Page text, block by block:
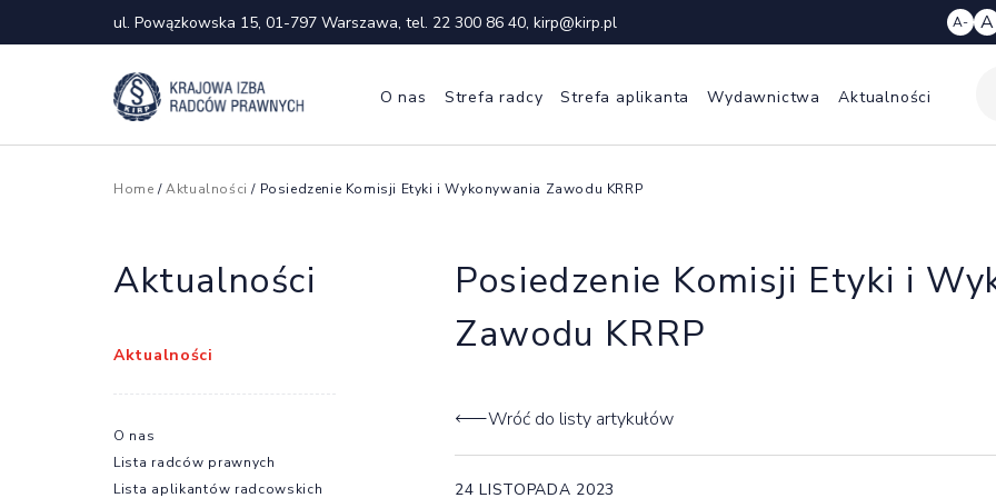
ul. Powązkowska 15, 01-797 Warszawa, tel. 22 300 86 40, kirp@kirp.pl A- A
O nas Strefa radcy Strefa aplikanta Wydawnictwa Aktualności
Home /Aktualności / Posiedzenie Komisji Etyki i Wykonywania Zawodu KRRP
Posiedzenie Komisji Etyki i
Zawodu KRRP
Wróć do listy artykułów
24 LISTOPADA 2023
Aktualności
Aktualności
O nas
Lista radców prawnych
Lista aplikantów radcowskich